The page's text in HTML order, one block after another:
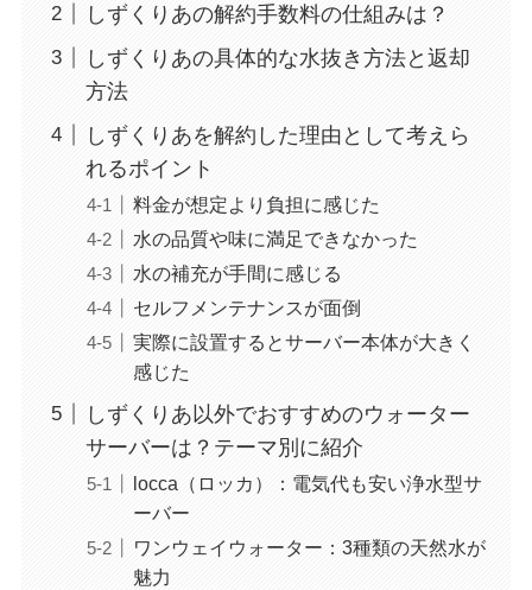
しずくりあの解約手数料の仕組みは？
しずくりあの具体的な水抜き方法と返却
方法
しずくりあを解約した理由として考えら
れるポイント
料金が想定より負担に感じた
水の品質や味に満足できなかった
水の補充が手間に感じる
セルフメンテナンスが面倒
実際に設置するとサーバー本体が大きく
感じた
しずくりあ以外でおすすめのウォーター
サーバーは？テーマ別に紹介
locca（ロッカ）：電気代も安い浄水型サ
ーバー
ワンウェイウォーター：3種類の天然水が
魅力